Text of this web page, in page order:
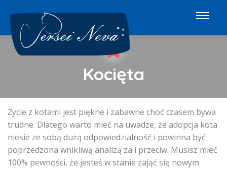
Kocięta
Życie z kotami jest piękne i zabawne choć czasem bywa
trudne. Dlatego warto mieć na uwadze, że adopcja kota
niesie ze sobą dużą odpowiedzialność i powinna być
poprzedzona wnikliwą analizą za i przeciw. Musisz mieć
100% pewności, że jesteś w stanie zająć się nowym